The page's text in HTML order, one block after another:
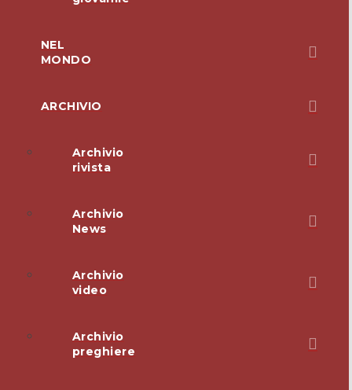
NEL
MONDO
ARCHIVIO
Archivio
rivista
Archivio
News
Archivio
video
Archivio
preghiere